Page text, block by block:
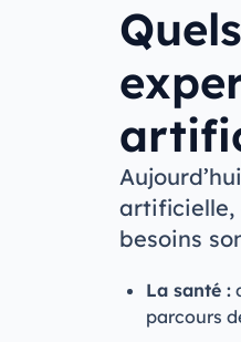
artificielle,
besoins
La santé :
parcours